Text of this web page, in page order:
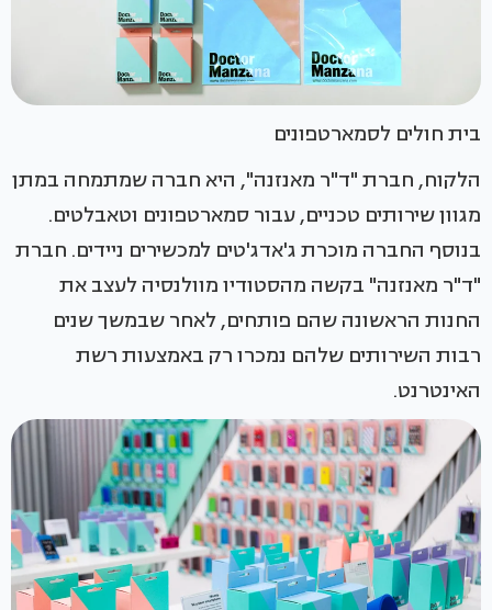
בית חולים לסמארטפונים
הלקוח, חברת "ד"ר מאנזנה", היא חברה שמתמחה במתן
מגוון שירותים טכניים, עבור סמארטפונים וטאבלטים.
בנוסף החברה מוכרת ג'אדג'טים למכשירים ניידים. חברת
"ד"ר מאנזנה" בקשה מהסטודיו מוולנסיה לעצב את
החנות הראשונה שהם פותחים, לאחר שבמשך שנים
רבות השירותים שלהם נמכרו רק באמצעות רשת
האינטרנט.